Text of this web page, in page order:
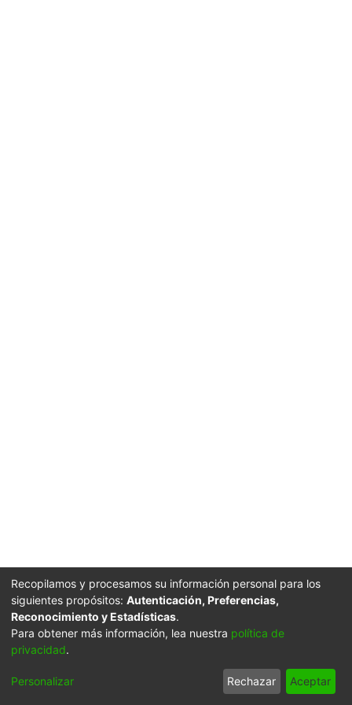
Recopilamos y procesamos su información personal para los
siguientes propósitos: Autenticación, Preferencias,
Reconocimiento y Estadísticas.
Para obtener más información, lea nuestra política de
privacidad.
Personalizar Rechazar Aceptar